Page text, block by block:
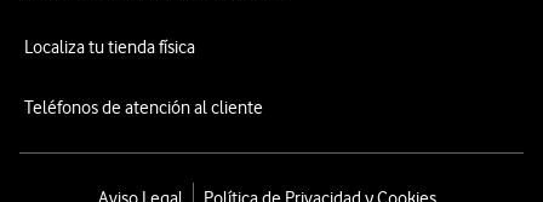
Localiza tu tienda física
Teléfonos de atención al cliente